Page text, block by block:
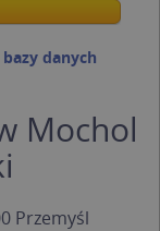
danych
Mochol
Przemyśl